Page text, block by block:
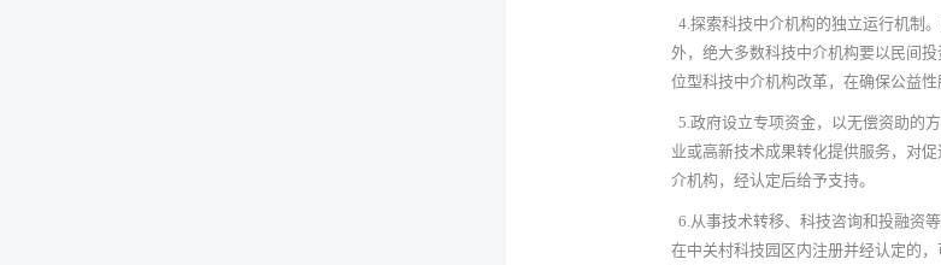
4.探索科技中介机构的独立运行机制
外，绝大多数科技中介机构要以民间
位型科技中介机构改革，在确保公益
5.政府设立专项资金，以无偿资助的
业或高新技术成果转化提供服务，对
介机构，经认定后给予支持。
6.从事技术转移、科技咨询和投融资
在中关村科技园区内注册并经认定的